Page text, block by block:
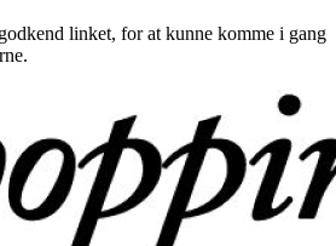
linket, for at kunne komme i gang